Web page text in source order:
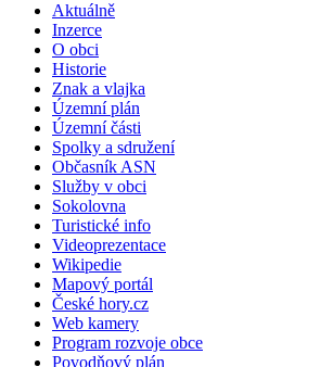
Aktuálně
Inzerce
O obci
Historie
Znak a vlajka
Územní plán
Územní části
Spolky a sdružení
Občasník ASN
Služby v obci
Sokolovna
Turistické info
Videoprezentace
Wikipedie
Mapový portál
České hory.cz
Web kamery
Program rozvoje obce
Povodňový plán